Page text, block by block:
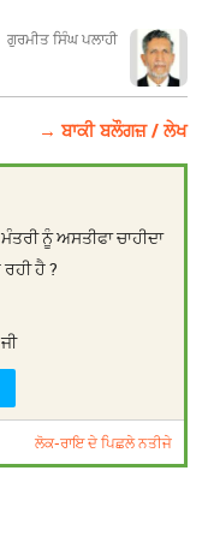
ਗੁਰਮੀਤ ਸਿੰਘ ਪਲਾਹੀ
→ ਬਾਕੀ ਬਲੌਗਜ਼ / ਲੇਖ
ਨੂੰ ਅਸਤੀਫਾ ਚਾਹੀਦਾ
ਹੈ ?
ਲੋਕ-ਰਾਇ ਦੇ ਪਿਛਲੇ ਨਤੀਜੇ